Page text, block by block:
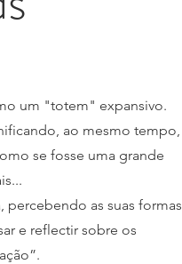
um "totem" expansivo.
ao mesmo tempo,
se fosse uma grande
percebendo as suas formas
e reflectir sobre os